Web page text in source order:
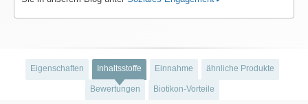
Eigenschaften Inhaltsstoffe Einnahme ähnliche Produkte
Bewertungen Biotikon-Vorteile